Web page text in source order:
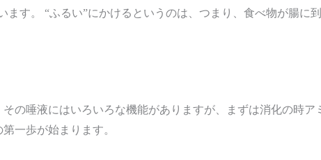
ます。 “ふるい”にかけるというのは、つまり、食べ物が腸に
の唾液にはいろいろな機能がありますが、まずは消化の時
一歩が始まります。